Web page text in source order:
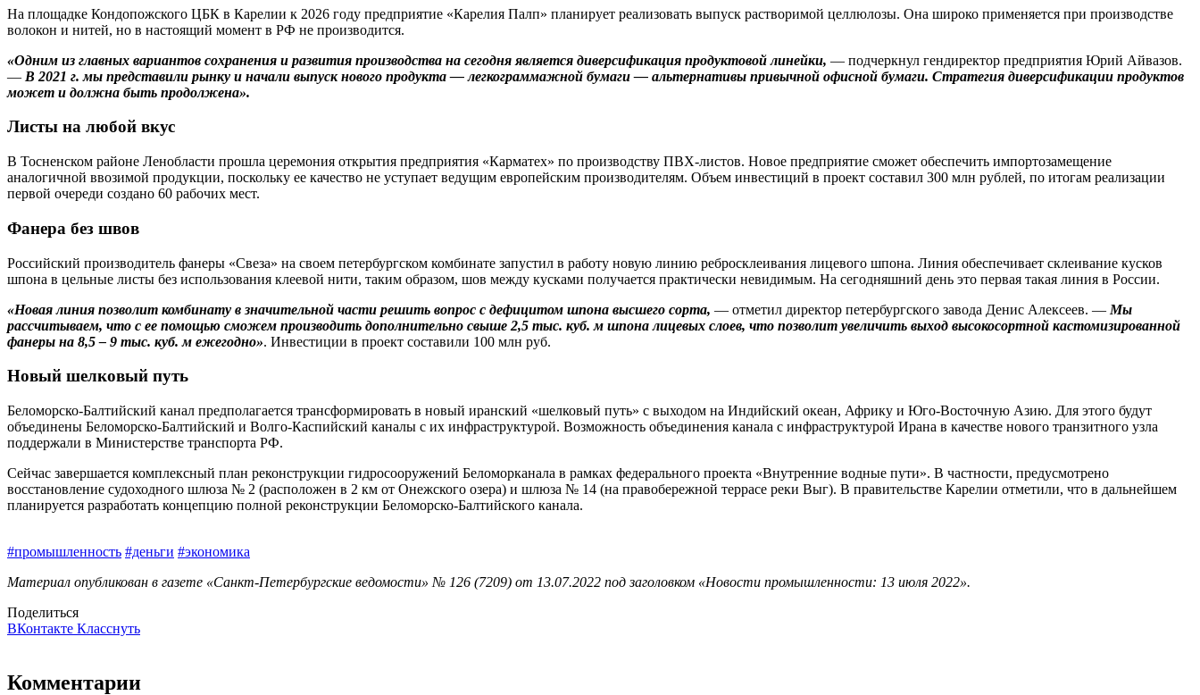
На площадке Кондопожского ЦБК в Карелии к 2026 году предприятие «Карелия Палп» планирует реализовать выпуск растворимой целлюлозы. Она широко применяется при производстве
волокон и нитей, но в настоящий момент в РФ не производится.
«Одним из главных вариантов сохранения и развития производства на сегодня является диверсификация продуктовой линейки, — подчеркнул гендиректор предприятия Юрий Айвазов.
— В 2021 г. мы представили рынку и начали выпуск нового продукта — легкограммажной бумаги — альтернативы привычной офисной бумаги. Стратегия диверсификации продуктов
может и должна быть продолжена».
Листы на любой вкус
В Тосненском районе Ленобласти прошла церемония открытия предприятия «Карматех» по производству ПВХ-листов. Новое предприятие сможет обеспечить импортозамещение
аналогичной ввозимой продукции, поскольку ее качество не уступает ведущим европейским производителям. Объем инвестиций в проект составил 300 млн руб­лей, по итогам реализации
первой очереди создано 60 рабочих мест.
Фанера без швов
Российский производитель фанеры «Свеза» на своем петербургском комбинате запустил в работу новую линию ребросклеивания лицевого шпона. Линия обеспечивает склеивание кусков
шпона в цельные листы без использования клеевой нити, таким образом, шов между кусками получается практически невидимым. На сегодняшний день это первая такая линия в России.
«Новая линия позволит комбинату в значительной части решить вопрос с дефицитом шпона высшего сорта, — отметил директор петербургского завода Денис Алексеев. — Мы
рассчитываем, что с ее помощью сможем производить дополнительно свыше 2,5 тыс. куб. м шпона лицевых слоев, что позволит увеличить выход высокосортной кастомизированной
фанеры на 8,5 – 9 тыс. куб. м ежегодно». Инвестиции в проект составили 100 млн руб.
Новый шелковый путь
Беломорско-Балтийский канал предполагается трансформировать в новый иранский «шелковый путь» с выходом на Индийский океан, Африку и Юго-Восточную Азию. Для этого будут
объединены Беломорско-Балтийский и Волго-Каспийский каналы с их инфраструктурой. Возможность объединения канала с инфраструктурой Ирана в качестве нового транзитного узла
поддержали в Министерстве транспорта РФ.
Сейчас завершается комплексный план реконструкции гидросооружений Беломорканала в рамках федерального проекта «Внутренние ­водные пути». В частности, предусмотрено
восстановление судоходного шлюза № 2 (расположен в 2 км от Онежского озера) и шлюза № 14 (на правобережной террасе реки Выг). В правительстве Карелии отметили, что в дальнейшем
планируется разработать концепцию полной реконструкции Беломорско-Балтийского канала.
#промышленность #деньги #экономика
Материал опубликован в газете «Санкт-Петербургские ведомости» № 126 (7209) от 13.07.2022 под заголовком «Новости промышленности: 13 июля 2022».
Поделиться
ВКонтакте Класснуть
Комментарии